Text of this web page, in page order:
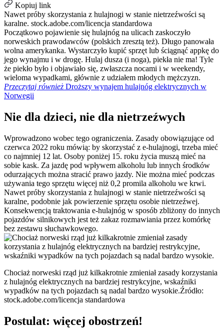
Kopiuj link
Nawet próby skorzystania z hulajnogi w stanie nietrzeźwości są
karalne. stock.adobe.com/licencja standardowa
Początkowo pojawienie się hulajnóg na ulicach zaskoczyło
norweskich prawodawców (polskich zresztą też). Długo panowała
wolna amerykanka. Wystarczyło kupić sprzęt lub ściągnąć appkę do
jego wynajmu i w drogę. Hulaj dusza (i noga), piekła nie ma! Tyle
że piekło było i objawiało się, zwłaszcza nocami i w weekendy,
wieloma wypadkami, głównie z udziałem młodych mężczyzn.
Przeczytaj również Droższy wynajem hulajnóg elektrycznych w
Norwegii
Nie dla dzieci, nie dla nietrzeźwych
Wprowadzono wobec tego ograniczenia. Zasady obowiązujące od
czerwca 2022 roku mówią: by skorzystać z e-hulajnogi, trzeba mieć
co najmniej 12 lat. Osoby poniżej 15. roku życia muszą mieć na
sobie kask. Za jazdę pod wpływem alkoholu lub innych środków
odurzających można stracić prawo jazdy. Nie można mieć podczas
używania tego sprzętu więcej niż 0,2 promila alkoholu we krwi.
Nawet próby skorzystania z hulajnogi w stanie nietrzeźwości są
karalne, podobnie jak powierzenie sprzętu osobie nietrzeźwej.
Konsekwencją traktowania e-hulajnóg w sposób zbliżony do innych
pojazdów silnikowych jest też zakaz rozmawiania przez komórkę
bez zestawu słuchawkowego.
Chociaż norweski rząd już kilkakrotnie zmieniał zasady korzystania
z hulajnóg elektrycznych na bardziej restrykcyjne, wskaźniki
wypadków na tych pojazdach są nadal bardzo wysokie.Źródło:
stock.adobe.com/licencja standardowa
Postulat: więcej obostrzeń!